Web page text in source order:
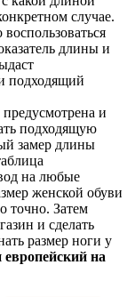
случае.
длины и
подходящий
и
подходящую
замер длины
на любые
женской обуви
точно. Затем
и сделать
размер ноги у
на